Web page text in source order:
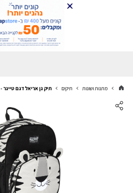
מתנות ושונות תיקים תיק גן אריאל דגם טייגר - KAL GAV